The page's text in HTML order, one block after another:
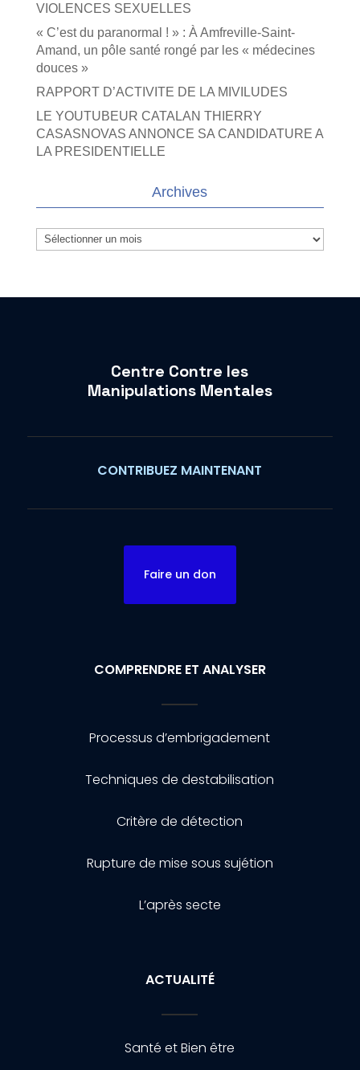
VIOLENCES SEXUELLES
« C’est du paranormal ! » : À Amfreville-Saint-
Amand, un pôle santé rongé par les « médecines
douces »
RAPPORT D’ACTIVITE DE LA MIVILUDES
LE YOUTUBEUR CATALAN THIERRY
CASASNOVAS ANNONCE SA CANDIDATURE A
LA PRESIDENTIELLE
Archives
Archives
Centre Contre les
Manipulations Mentales
CONTRIBUEZ MAINTENANT
Faire un don
COMPRENDRE ET ANALYSER
Processus d’embrigadement
Techniques de destabilisation
Critère de détection
Rupture de mise sous sujétion
L’après secte
ACTUALITÉ
Santé et Bien être